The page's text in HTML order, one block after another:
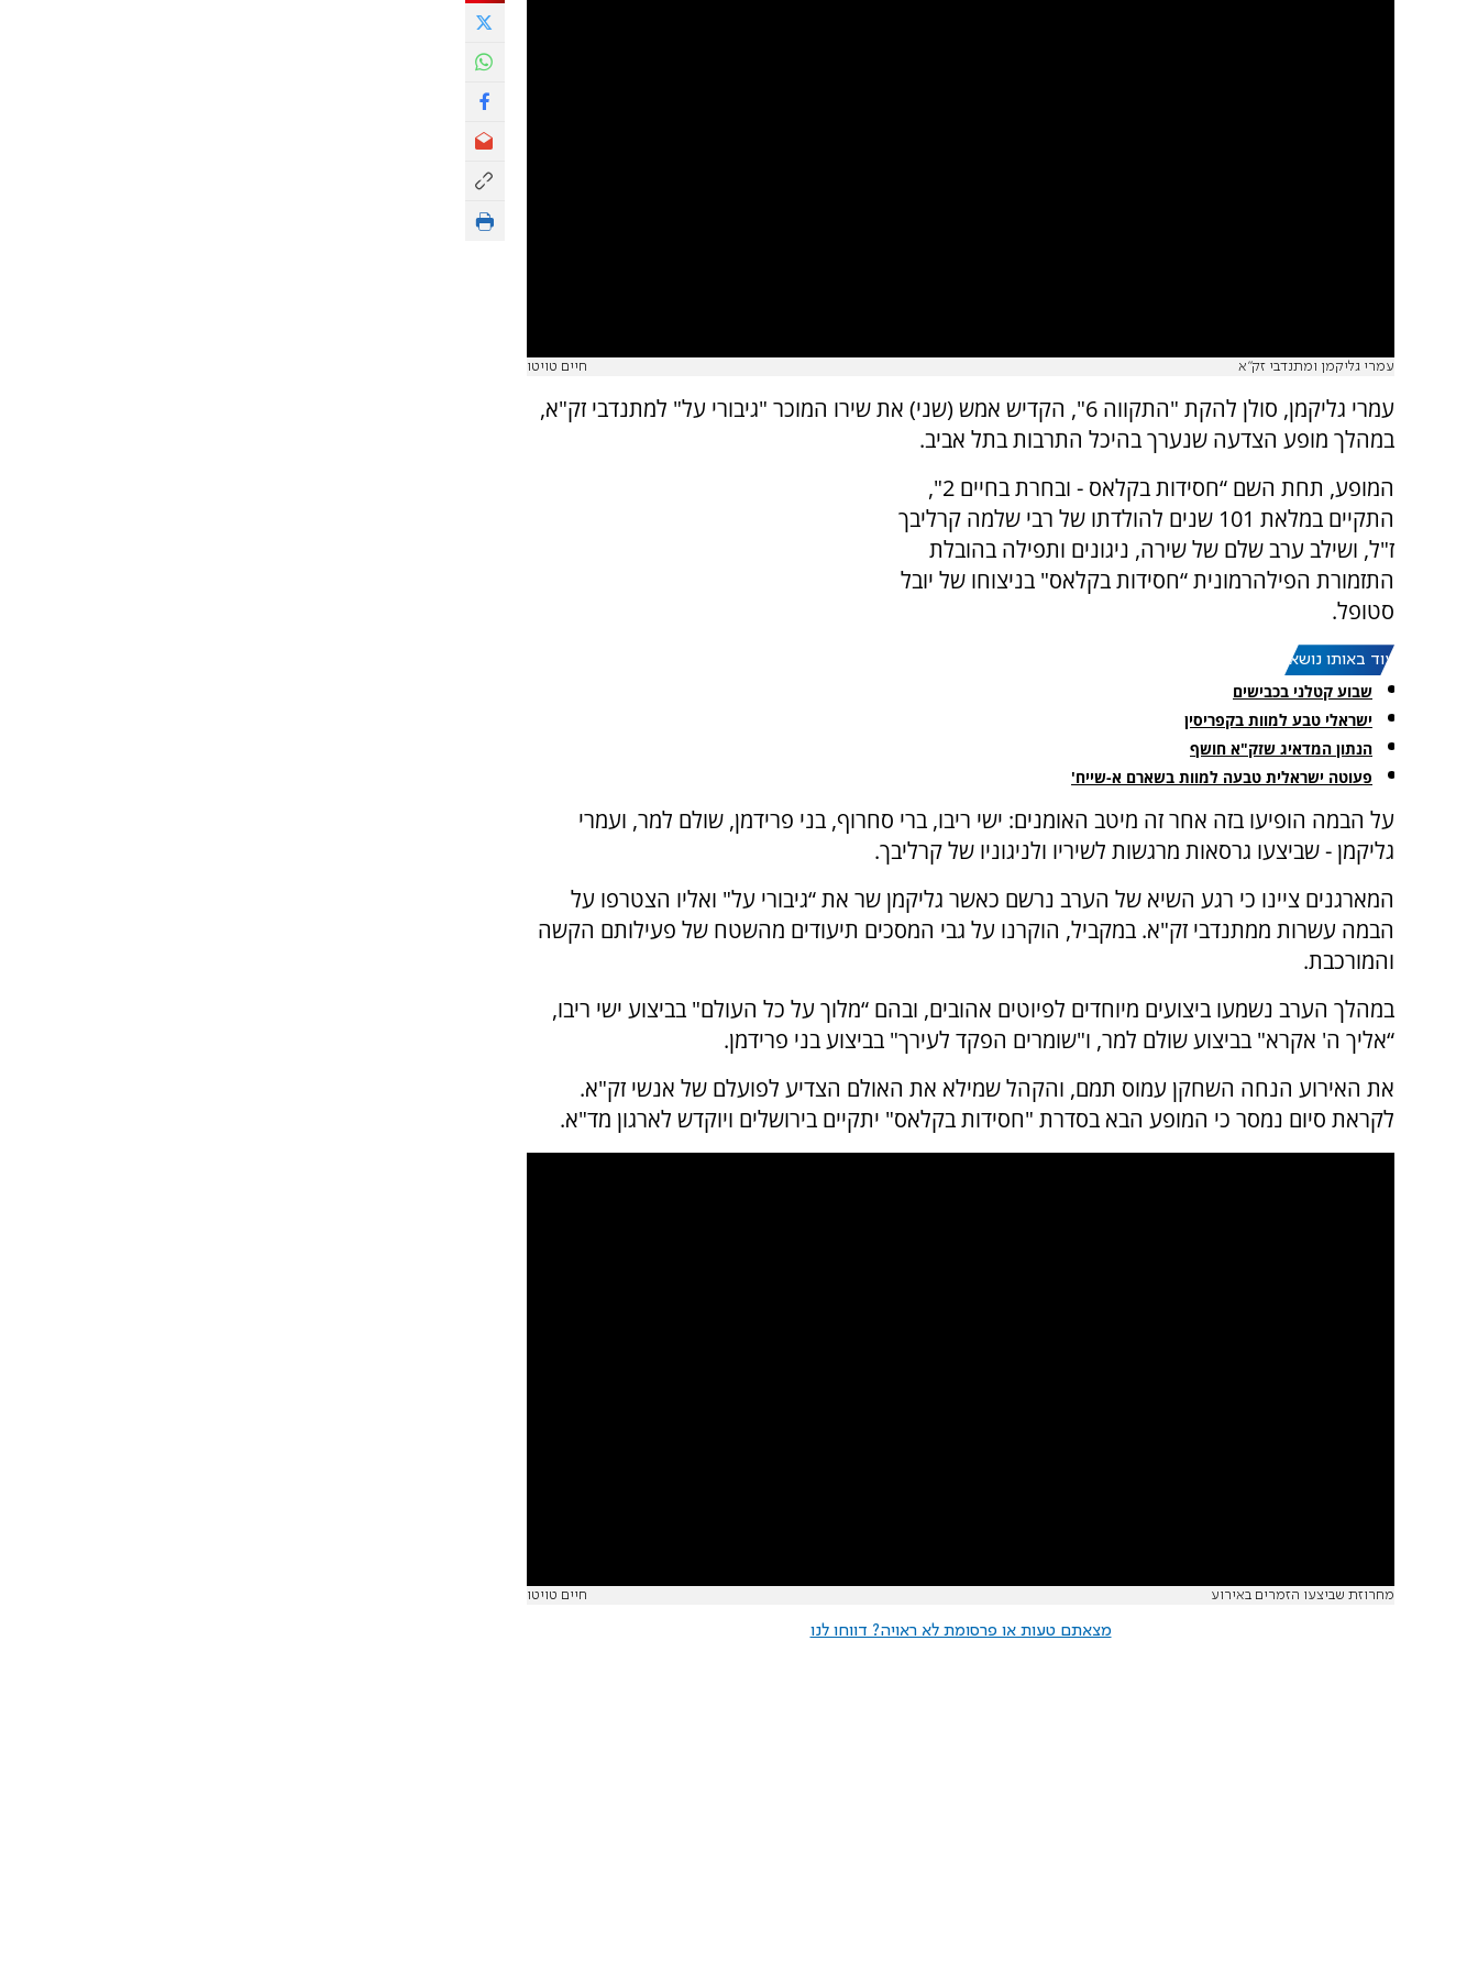
עמרי גליקמן ומתנדבי זק"א חיים טויטו
עמרי גליקמן, סולן להקת "התקווה 6", הקדיש אמש (שני) את שירו המוכר "גיבורי על" למתנדבי זק"א,
במהלך מופע הצדעה שנערך בהיכל התרבות בתל אביב.
המופע, תחת השם “חסידות בקלאס - ובחרת בחיים 2",
התקיים במלאת 101 שנים להולדתו של רבי שלמה קרליבך
ז"ל, ושילב ערב שלם של שירה, ניגונים ותפילה בהובלת
התזמורת הפילהרמונית “חסידות בקלאס" בניצוחו של יובל
סטופל.
עוד באותו נושא:
שבוע קטלני בכבישים
ישראלי טבע למוות בקפריסין
הנתון המדאיג שזק"א חושף
פעוטה ישראלית טבעה למוות בשארם א-שייח'
על הבמה הופיעו בזה אחר זה מיטב האומנים: ישי ריבו, ברי סחרוף, בני פרידמן, שולם למר, ועמרי
גליקמן - שביצעו גרסאות מרגשות לשיריו ולניגוניו של קרליבך.
המארגנים ציינו כי רגע השיא של הערב נרשם כאשר גליקמן שר את “גיבורי על" ואליו הצטרפו על
הבמה עשרות ממתנדבי זק"א. במקביל, הוקרנו על גבי המסכים תיעודים מהשטח של פעילותם הקשה
והמורכבת.
במהלך הערב נשמעו ביצועים מיוחדים לפיוטים אהובים, ובהם “מלוך על כל העולם" בביצוע ישי ריבו,
“אליך ה' אקרא" בביצוע שולם למר, ו"שומרים הפקד לעירך" בביצוע בני פרידמן.
את האירוע הנחה השחקן עמוס תמם, והקהל שמילא את האולם הצדיע לפועלם של אנשי זק"א.
לקראת סיום נמסר כי המופע הבא בסדרת "חסידות בקלאס" יתקיים בירושלים ויוקדש לארגון מד"א.
מחרוזת שביצעו הזמרים באירוע חיים טויטו
מצאתם טעות או פרסומת לא ראויה? דווחו לנו